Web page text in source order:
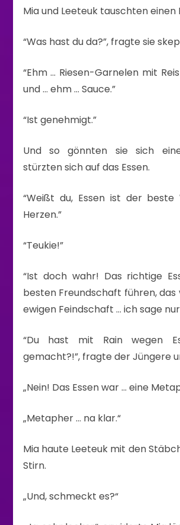
Mia und Leeteuk tauschten einen
“Was hast du da?”, fragte sie
“Ehm … Riesen-Garnelen mit
und … ehm … Sauce.”
“Ist genehmigt.”
Und so gönnten sie sich
stürzten sich auf das Essen.
“Weißt du, Essen ist der beste
Herzen.”
“Teukie!”
“Ist doch wahr! Das richtige
besten Freundschaft führen,
ewigen Feindschaft … ich sage
“Du hast mit Rain wegen
gemacht?!”, fragte der Jüngere
„Nein! Das Essen war … eine
„Metapher … na klar.“
Mia haute Leeteuk mit den
Stirn.
„Und, schmeckt es?“